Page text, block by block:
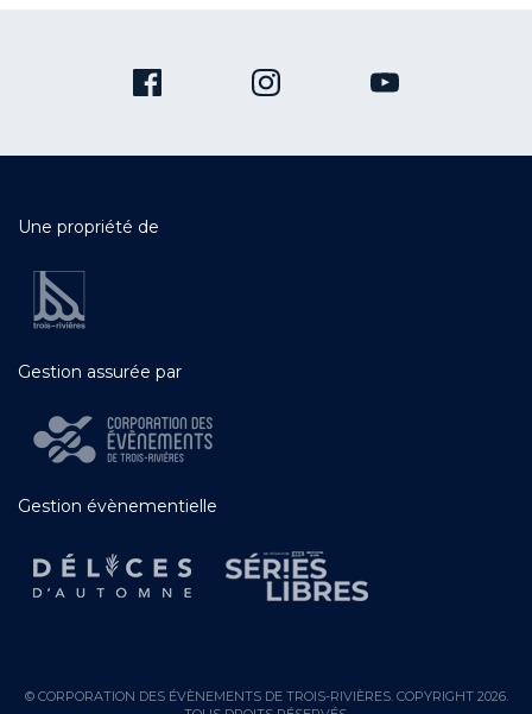
Une propriété de
Gestion assurée par
Gestion évènementielle
© CORPORATION DES ÉVÈNEMENTS DE TROIS-RIVIÈRES. COPYRIGHT 2026.